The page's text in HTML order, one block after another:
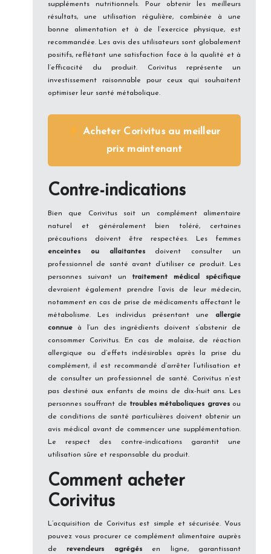
suppléments nutritionnels. Pour obtenir les meilleurs
résultats, une utilisation régulière, combinée à une
bonne alimentation et à de l’exercice physique, est
recommandée. Les avis des utilisateurs sont globalement
positifs, reflétant une satisfaction face à la qualité et à
l’efficacité du produit. Corivitus représente un
investissement raisonnable pour ceux qui souhaitent
optimiser leur santé métabolique.
Acheter Corivitus au meilleur
prix maintenant
Contre-indications
Bien que Corivitus soit un complément alimentaire
naturel et généralement bien toléré, certaines
précautions doivent être respectées. Les femmes
enceintes ou allaitantesdoivent consulter un
professionnel de santé avant d’utiliser ce produit. Les
personnes suivant un traitement médical spécifique
devraient également prendre l’avis de leur médecin,
notamment en cas de prise de médicaments affectant le
métabolisme. Les individus présentant une allergie
connue à l’un des ingrédients doivent s’abstenir de
consommer Corivitus. En cas de malaise, de réaction
allergique ou d’effets indésirables après la prise du
complément, il est recommandé d’arrêter l’utilisation et
de consulter un professionnel de santé. Corivitus n’est
pas destiné aux enfants de moins de dix-huit ans. Les
personnes souffrant de troubles métaboliques gravesou
de conditions de santé particulières doivent obtenir un
avis médical avant de commencer une supplémentation.
Le respect des contre-indications garantit une
utilisation sûre et responsable du produit.
Comment acheter
Corivitus
L’acquisition de Corivitus est simple et sécurisée. Vous
pouvez vous procurer ce complément alimentaire auprès
derevendeurs agrégésen ligne, garantissant